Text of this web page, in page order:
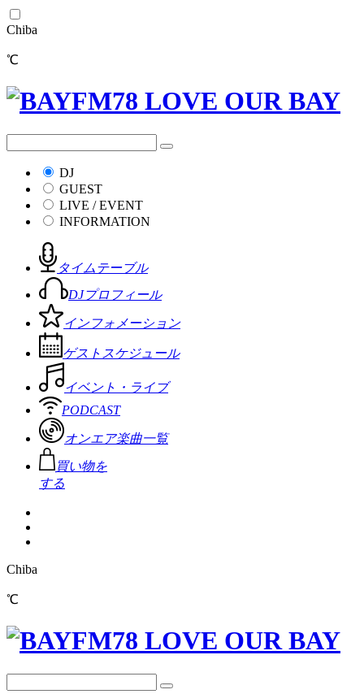
Chiba
℃
DJ
GUEST
LIVE / EVENT
INFORMATION
タイムテーブル
DJプロフィール
インフォメーション
ゲストスケジュール
イベント・ライブ
PODCAST
オンエア楽曲一覧
買い物を
する
Chiba
℃